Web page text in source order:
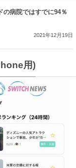
の病院ではすでに94％
2021年12月19日
用)